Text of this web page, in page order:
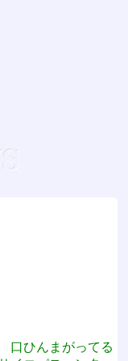
口ひんまがってる